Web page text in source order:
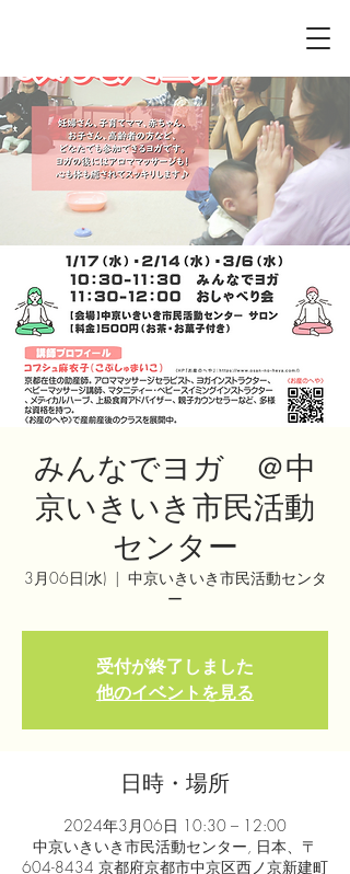
みんなでヨガ ＠中
京いきいき市民活動
センター
3月06日(水)
  |
中京いきいき市民活動センタ
ー
受付が終了しました
他のイベントを見る
日時・場所
2024年3月06日 10:30 – 12:00
中京いきいき市民活動センター, 日本、〒
604-8434 京都府京都市中京区西ノ京新建町